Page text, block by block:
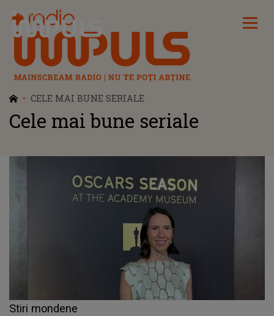
Radio Impuls
CELE MAI BUNE SERIALE
Cele mai bune seriale
Stiri mondene